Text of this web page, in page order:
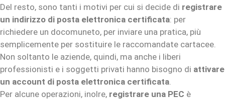
Del resto, sono tanti i motivi per cui si decide di registrare
un indirizzo di posta elettronica certificata: per
richiedere un docomuneto, per inviare una pratica, più
semplicemente per sostituire le raccomandate cartacee.
Non soltanto le aziende, quindi, ma anche i liberi
professionisti e i soggetti privati hanno bisogno di attivare
un account di posta elettronica certificata.
Per alcune operazioni, inolre, registrare una PEC è